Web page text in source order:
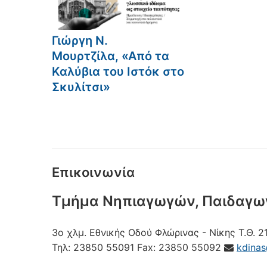
Γιώργη Ν.
Μουρτζίλα, «Από τα
Καλύβια του Ιστόκ στο
Σκυλίτσι»
Επικοινωνία
Τμήμα Νηπιαγωγών,
3ο χλμ. Εθνικής Οδού Φλώρινας - Νίκης Τ.Θ.
Τηλ: 23850 55091 Fax: 23850 55092